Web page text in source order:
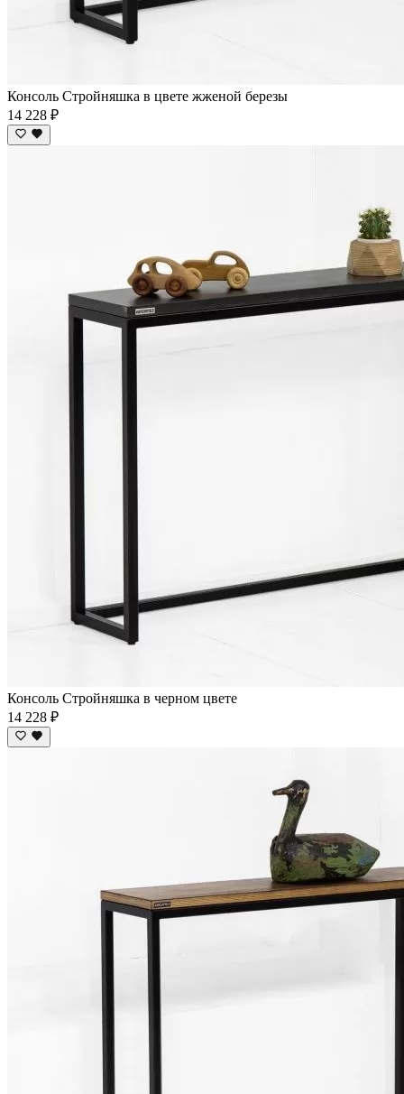
Консоль Стройняшка в цвете жженой березы
14 228 ₽
Консоль Стройняшка в черном цвете
14 228 ₽